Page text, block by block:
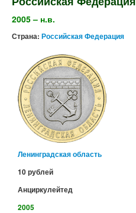
2005 – н.в.
Страна: Российская Федерация
Ленинградская область
10 рублей
Анциркулейтед
2005